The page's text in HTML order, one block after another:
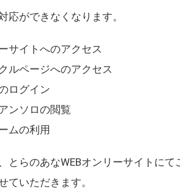
応ができなくなります。
サイトへのアクセス
ルページへのアクセス
ログイン
ンソロの閲覧
ムの利用
とらのあなWEBオンリーサイトにて
ていただきます。